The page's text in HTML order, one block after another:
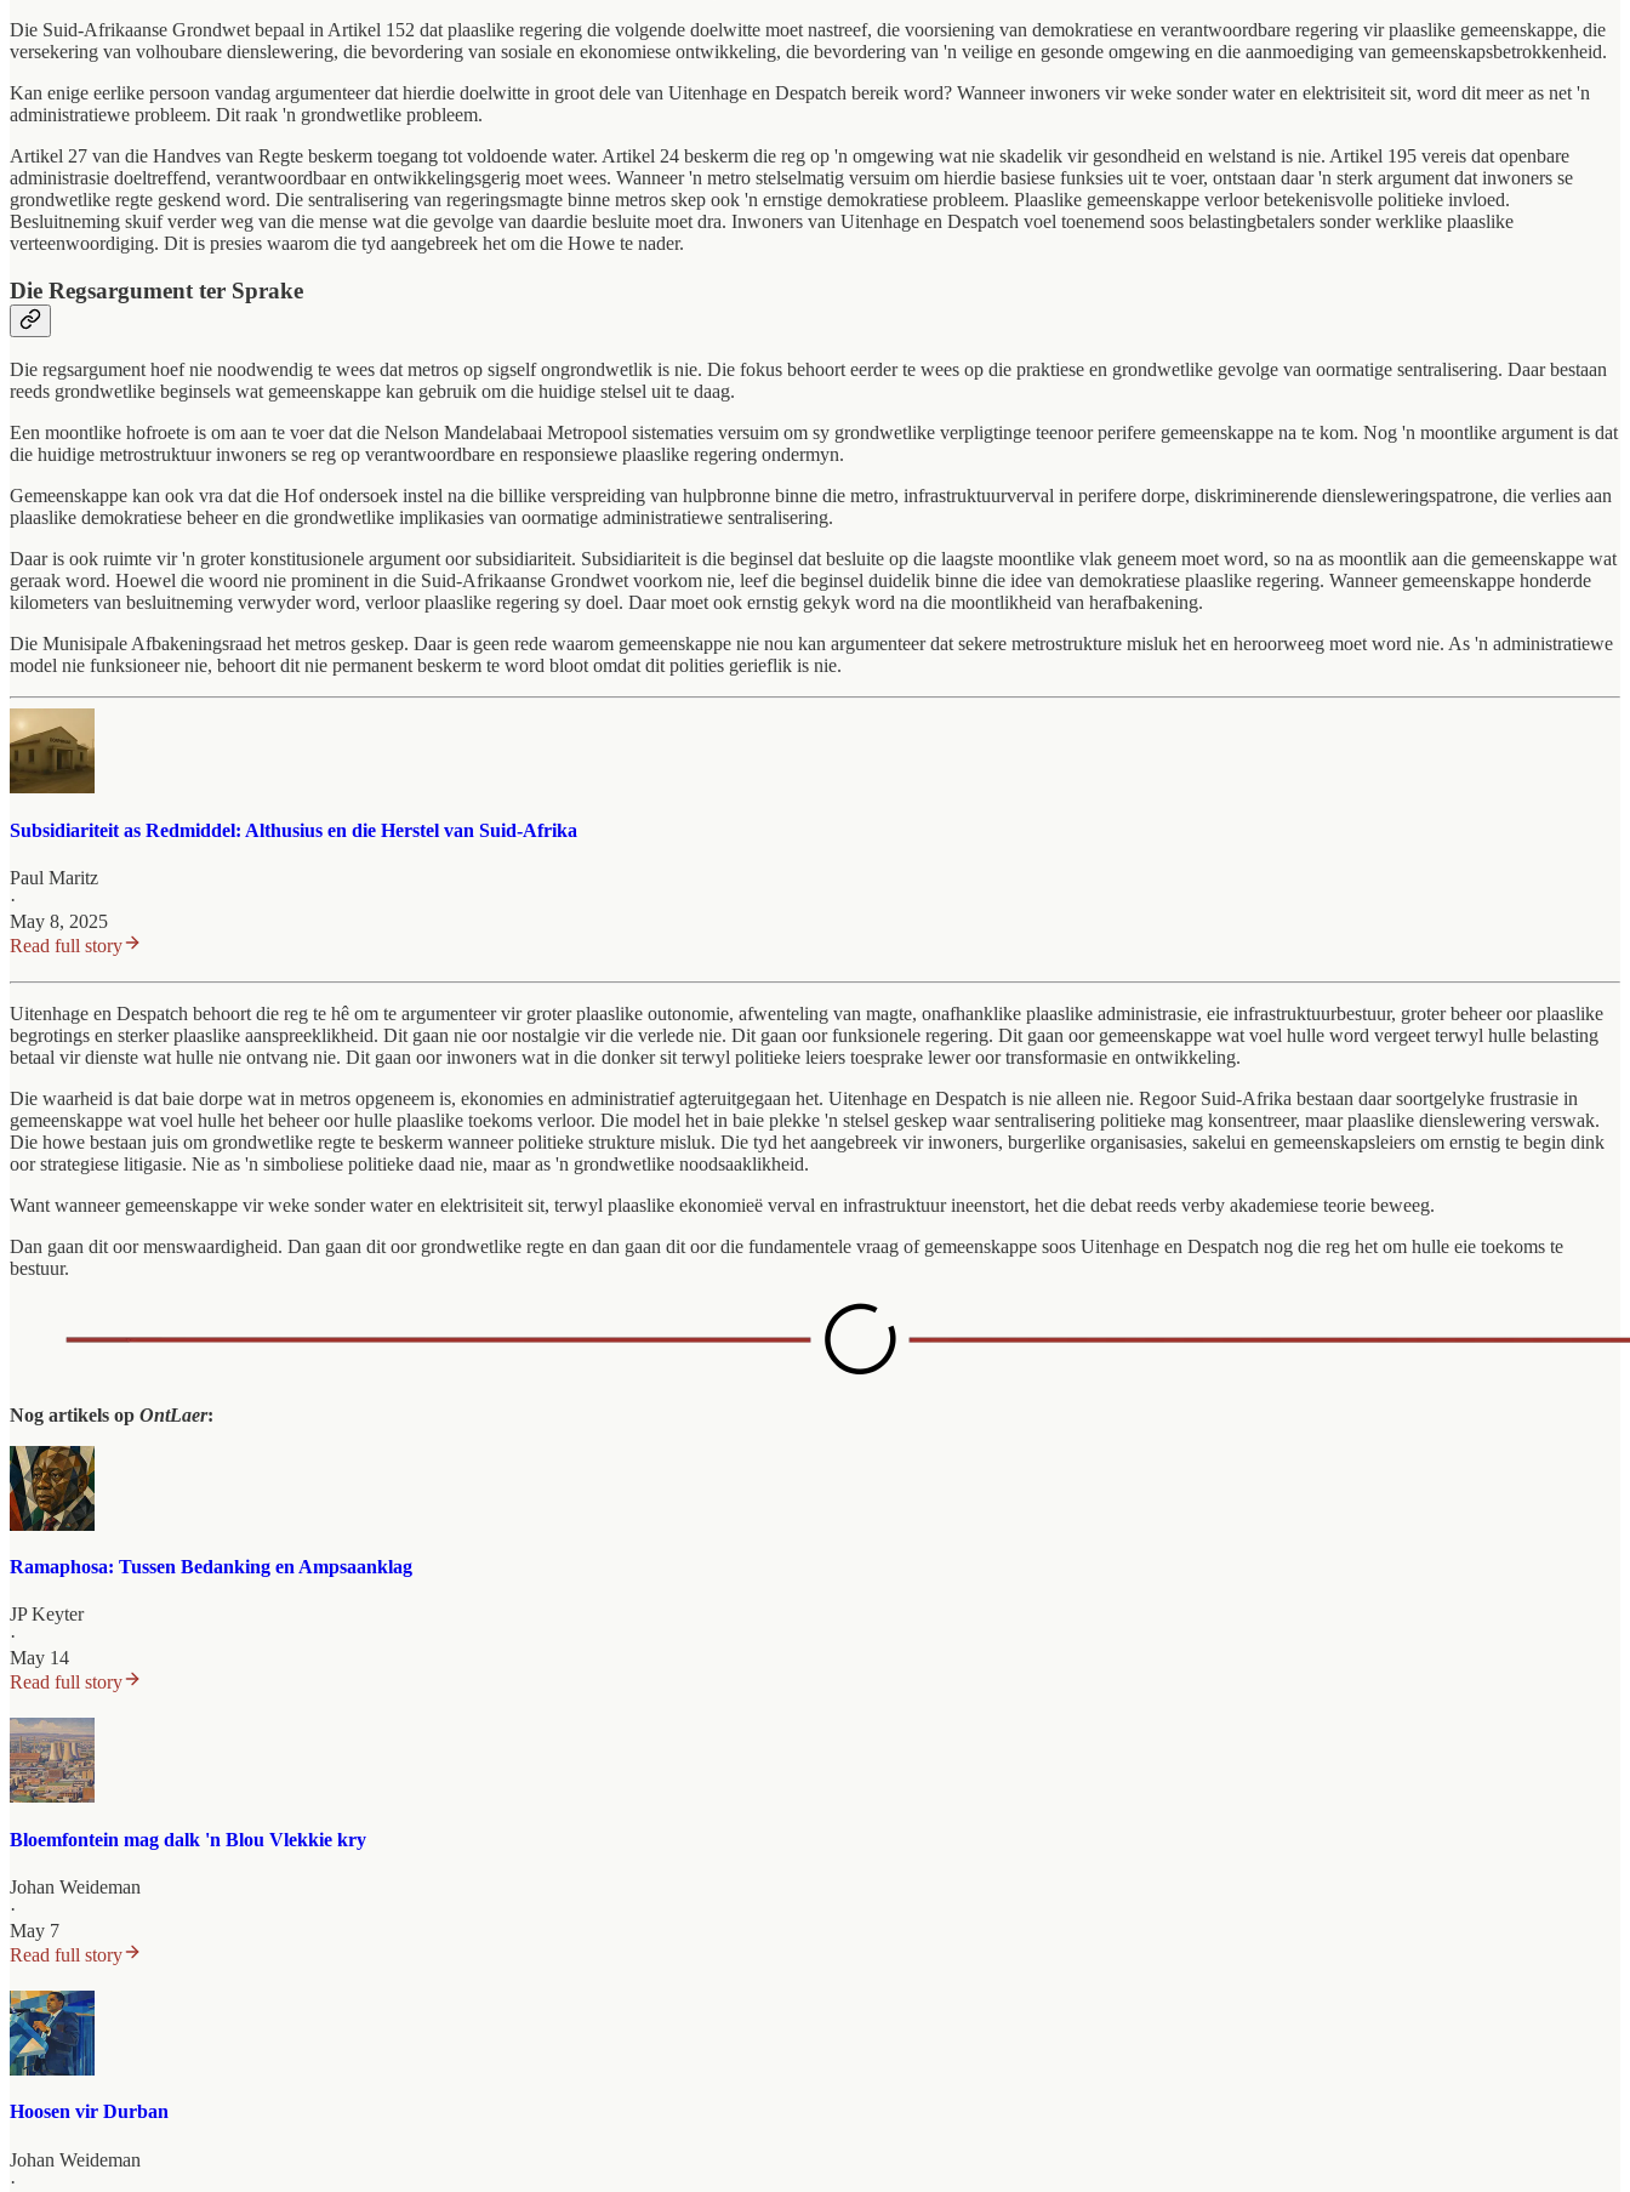
Die Suid-Afrikaanse Grondwet bepaal in Artikel 152 dat plaaslike regering die volgende doelwitte moet nastreef, die voorsiening van demokratiese en verantwoordbare regering vir plaaslike gemeenskappe, die
versekering van volhoubare dienslewering, die bevordering van sosiale en ekonomiese ontwikkeling, die bevordering van 'n veilige en gesonde omgewing en die aanmoediging van gemeenskapsbetrokkenheid.
Kan enige eerlike persoon vandag argumenteer dat hierdie doelwitte in groot dele van Uitenhage en Despatch bereik word? Wanneer inwoners vir weke sonder water en elektrisiteit sit, word dit meer as net 'n
administratiewe probleem. Dit raak 'n grondwetlike probleem.
Artikel 27 van die Handves van Regte beskerm toegang tot voldoende water. Artikel 24 beskerm die reg op 'n omgewing wat nie skadelik vir gesondheid en welstand is nie. Artikel 195 vereis dat openbare
administrasie doeltreffend, verantwoordbaar en ontwikkelingsgerig moet wees. Wanneer 'n metro stelselmatig versuim om hierdie basiese funksies uit te voer, ontstaan daar 'n sterk argument dat inwoners se
grondwetlike regte geskend word. Die sentralisering van regeringsmagte binne metros skep ook 'n ernstige demokratiese probleem. Plaaslike gemeenskappe verloor betekenisvolle politieke invloed.
Besluitneming skuif verder weg van die mense wat die gevolge van daardie besluite moet dra. Inwoners van Uitenhage en Despatch voel toenemend soos belastingbetalers sonder werklike plaaslike
verteenwoordiging. Dit is presies waarom die tyd aangebreek het om die Howe te nader.
Die Regsargument ter Sprake
Die regsargument hoef nie noodwendig te wees dat metros op sigself ongrondwetlik is nie. Die fokus behoort eerder te wees op die praktiese en grondwetlike gevolge van oormatige sentralisering. Daar bestaan
reeds grondwetlike beginsels wat gemeenskappe kan gebruik om die huidige stelsel uit te daag.
Een moontlike hofroete is om aan te voer dat die Nelson Mandelabaai Metropool sistematies versuim om sy grondwetlike verpligtinge teenoor perifere gemeenskappe na te kom. Nog 'n moontlike argument is dat
die huidige metrostruktuur inwoners se reg op verantwoordbare en responsiewe plaaslike regering ondermyn.
Gemeenskappe kan ook vra dat die Hof ondersoek instel na die billike verspreiding van hulpbronne binne die metro, infrastruktuurverval in perifere dorpe, diskriminerende diensleweringspatrone, die verlies aan
plaaslike demokratiese beheer en die grondwetlike implikasies van oormatige administratiewe sentralisering.
Daar is ook ruimte vir 'n groter konstitusionele argument oor subsidiariteit. Subsidiariteit is die beginsel dat besluite op die laagste moontlike vlak geneem moet word, so na as moontlik aan die gemeenskappe wat
geraak word. Hoewel die woord nie prominent in die Suid-Afrikaanse Grondwet voorkom nie, leef die beginsel duidelik binne die idee van demokratiese plaaslike regering. Wanneer gemeenskappe honderde
kilometers van besluitneming verwyder word, verloor plaaslike regering sy doel. Daar moet ook ernstig gekyk word na die moontlikheid van herafbakening.
Die Munisipale Afbakeningsraad het metros geskep. Daar is geen rede waarom gemeenskappe nie nou kan argumenteer dat sekere metrostrukture misluk het en heroorweeg moet word nie. As 'n administratiewe
model nie funksioneer nie, behoort dit nie permanent beskerm te word bloot omdat dit polities gerieflik is nie.
Subsidiariteit as Redmiddel: Althusius en die Herstel van Suid-Afrika
Paul Maritz
·
May 8, 2025
Read full story
Uitenhage en Despatch behoort die reg te hê om te argumenteer vir groter plaaslike outonomie, afwenteling van magte, onafhanklike plaaslike administrasie, eie infrastruktuurbestuur, groter beheer oor plaaslike
begrotings en sterker plaaslike aanspreeklikheid. Dit gaan nie oor nostalgie vir die verlede nie. Dit gaan oor funksionele regering. Dit gaan oor gemeenskappe wat voel hulle word vergeet terwyl hulle belasting
betaal vir dienste wat hulle nie ontvang nie. Dit gaan oor inwoners wat in die donker sit terwyl politieke leiers toesprake lewer oor transformasie en ontwikkeling.
Die waarheid is dat baie dorpe wat in metros opgeneem is, ekonomies en administratief agteruitgegaan het. Uitenhage en Despatch is nie alleen nie. Regoor Suid-Afrika bestaan daar soortgelyke frustrasie in
gemeenskappe wat voel hulle het beheer oor hulle plaaslike toekoms verloor. Die model het in baie plekke 'n stelsel geskep waar sentralisering politieke mag konsentreer, maar plaaslike dienslewering verswak.
Die howe bestaan juis om grondwetlike regte te beskerm wanneer politieke strukture misluk. Die tyd het aangebreek vir inwoners, burgerlike organisasies, sakelui en gemeenskapsleiers om ernstig te begin dink
oor strategiese litigasie. Nie as 'n simboliese politieke daad nie, maar as 'n grondwetlike noodsaaklikheid.
Want wanneer gemeenskappe vir weke sonder water en elektrisiteit sit, terwyl plaaslike ekonomieë verval en infrastruktuur ineenstort, het die debat reeds verby akademiese teorie beweeg.
Dan gaan dit oor menswaardigheid. Dan gaan dit oor grondwetlike regte en dan gaan dit oor die fundamentele vraag of gemeenskappe soos Uitenhage en Despatch nog die reg het om hulle eie toekoms te
bestuur.
Nog artikels op OntLaer:
Ramaphosa: Tussen Bedanking en Ampsaanklag
JP Keyter
·
May 14
Read full story
Bloemfontein mag dalk 'n Blou Vlekkie kry
Johan Weideman
·
May 7
Read full story
Hoosen vir Durban
Johan Weideman
·